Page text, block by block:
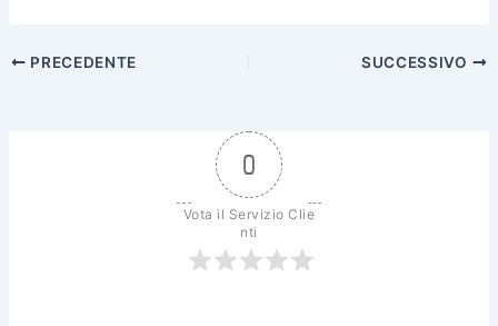
c
e
itt
er
di
PRECEDENTE SUCCESSIVO
0
Vota il Servizio Clie
nti